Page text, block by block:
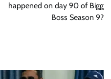
happened on day 90 of Bigg
Boss Season 9?